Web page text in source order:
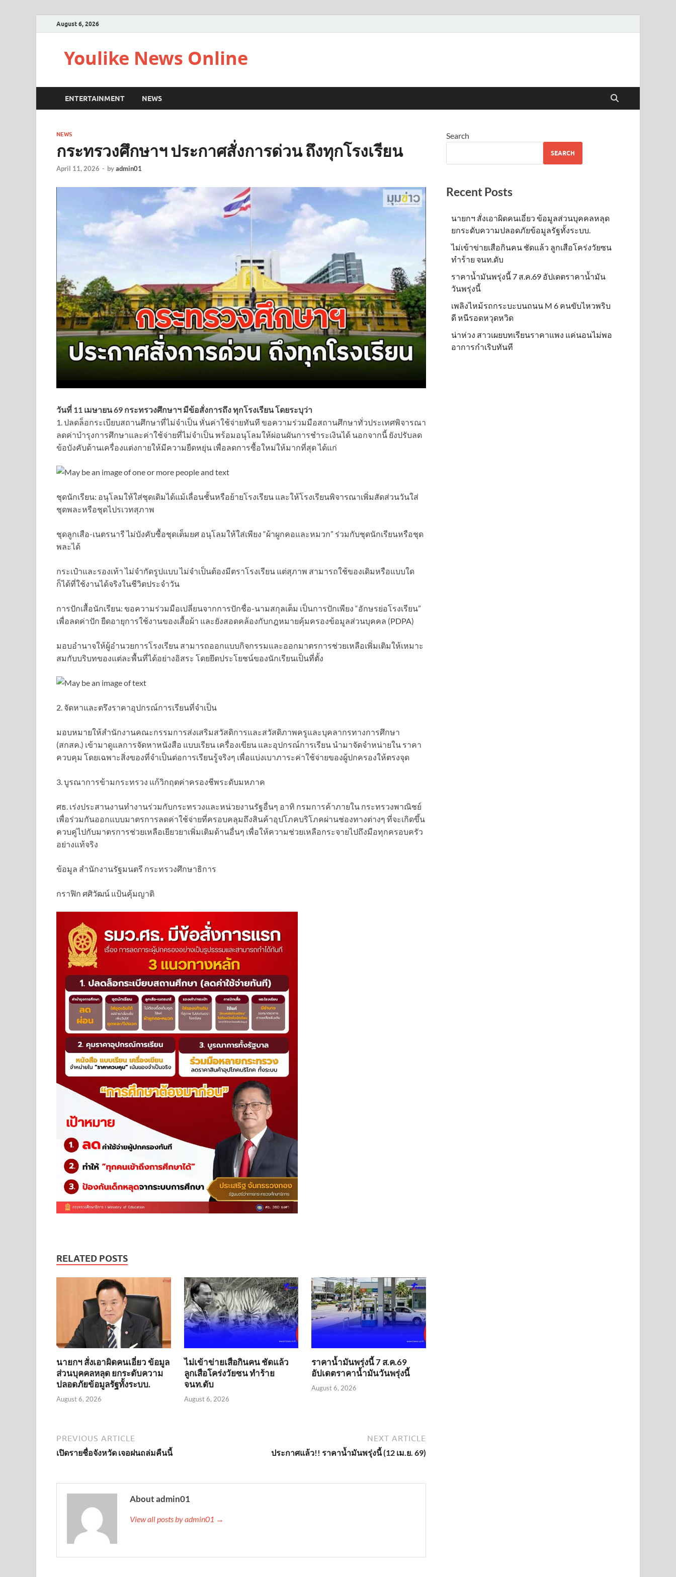
August 6, 2026
Youlike News Online
ENTERTAINMENT NEWS
NEWS
กระทรวงศึกษาฯ ประกาศสั่งการด่วน ถึงทุกโรงเรียน
April 11, 2026 - byadmin01
วันที่ 11 เมษายน 69 กระทรวงศึกษาฯ มีข้อสั่งการถึง ทุกโรงเรียน โดยระบุว่า
1. ปลดล็อกระเบียบสถานศึกษาที่ไม่จำเป็น หั่นค่าใช้จ่ายทันที ขอความร่วมมือสถานศึกษาทั่วประเทศพิจารณา
ลดค่าบำรุงการศึกษาและค่าใช้จ่ายที่ไม่จำเป็น พร้อมอนุโลมให้ผ่อนผันการชำระเงินได้ นอกจากนี้ ยังปรับลด
ข้อบังคับด้านเครื่องแต่งกายให้มีความยืดหยุ่น เพื่อลดการซื้อใหม่ให้มากที่สุด ได้แก่
ชุดนักเรียน: อนุโลมให้ใส่ชุดเดิมได้แม้เลื่อนชั้นหรือย้ายโรงเรียน และให้โรงเรียนพิจารณาเพิ่มสัดส่วนวันใส่
ชุดพละหรือชุดไปรเวทสุภาพ
ชุดลูกเสือ-เนตรนารี ไม่บังคับซื้อชุดเต็มยศ อนุโลมให้ใส่เพียง “ผ้าผูกคอและหมวก” ร่วมกับชุดนักเรียนหรือชุด
พละได้
กระเป๋าและรองเท้า ไม่จำกัดรูปแบบ ไม่จำเป็นต้องมีตราโรงเรียน แต่สุภาพ สามารถใช้ของเดิมหรือแบบใด
ก็ได้ที่ใช้งานได้จริงในชีวิตประจำวัน
การปักเสื้อนักเรียน: ขอความร่วมมือเปลี่ยนจากการปักชื่อ-นามสกุลเต็ม เป็นการปักเพียง “อักษรย่อโรงเรียน”
เพื่อลดค่าปัก ยืดอายุการใช้งานของเสื้อผ้า และยังสอดคล้องกับกฎหมายคุ้มครองข้อมูลส่วนบุคคล (PDPA)
มอบอำนาจให้ผู้อำนวยการโรงเรียน สามารถออกแบบกิจกรรมและออกมาตรการช่วยเหลือเพิ่มเติมให้เหมาะ
สมกับบริบทของแต่ละพื้นที่ได้อย่างอิสระ โดยยึดประโยชน์ของนักเรียนเป็นที่ตั้ง
2. จัดหาและตรึงราคาอุปกรณ์การเรียนที่จำเป็น
มอบหมายให้สำนักงานคณะกรรมการส่งเสริมสวัสดิการและสวัสดิภาพครูและบุคลากรทางการศึกษา
(สกสค.) เข้ามาดูแลการจัดหาหนังสือ แบบเรียน เครื่องเขียน และอุปกรณ์การเรียน นำมาจัดจำหน่ายใน ราคา
ควบคุม โดยเฉพาะสิ่งของที่จำเป็นต่อการเรียนรู้จริงๆ เพื่อแบ่งเบาภาระค่าใช้จ่ายของผู้ปกครองให้ตรงจุด
3. บูรณาการข้ามกระทรวง แก้วิกฤตค่าครองชีพระดับมหภาค
ศธ. เร่งประสานงานทำงานร่วมกับกระทรวงและหน่วยงานรัฐอื่นๆ อาทิ กรมการค้าภายใน กระทรวงพาณิชย์
เพื่อร่วมกันออกแบบมาตรการลดค่าใช้จ่ายที่ครอบคลุมถึงสินค้าอุปโภคบริโภคผ่านช่องทางต่างๆ ที่จะเกิดขึ้น
ควบคู่ไปกับมาตรการช่วยเหลือเยียวยาเพิ่มเติมด้านอื่นๆ เพื่อให้ความช่วยเหลือกระจายไปถึงมือทุกครอบครัว
อย่างแท้จริง
ข้อมูล สำนักงานรัฐมนตรี กระทรวงศึกษาธิการ
กราฟิก ศศิวัฒน์ แป้นคุ้มญาติ
RELATED POSTS
นายกฯ สั่งเอาผิดคนเอี่ยว ข้อมูล
ส่วนบุคคลหลุด ยกระดับความ
ปลอดภัยข้อมูลรัฐทั้งระบบ.
August 6, 2026
ไม่เข้าข่าย​เสือกินคน ชัดแล้ว
ลูกเสือโคร่งวัยซน ทำร้าย
จนท.ดับ
August 6, 2026
ราคาน้ำมันพรุ่งนี้ 7 ส.ค.69
อัปเดตราคาน้ำมันวันพรุ่งนี้
August 6, 2026
PREVIOUS ARTICLE
เปิดรายชื่อจังหวัด เจอฝนถล่มคืนนี้
NEXT ARTICLE
ประกาศแล้ว!! ราคาน้ำมันพรุ่งนี้ (12 เม.ย. 69)
About admin01
View all posts by admin01 →
Search
SEARCH
Recent Posts
นายกฯ สั่งเอาผิดคนเอี่ยว ข้อมูลส่วนบุคคลหลุด
ยกระดับความปลอดภัยข้อมูลรัฐทั้งระบบ.
ไม่เข้าข่าย​เสือกินคน ชัดแล้ว ลูกเสือโคร่งวัยซน
ทำร้าย จนท.ดับ
ราคาน้ำมันพรุ่งนี้ 7 ส.ค.69 อัปเดตราคาน้ำมัน
วันพรุ่งนี้
เพลิงไหม้รถกระบะบนถนน M 6 คนขับไหวพริบ
ดี หนีรอดหวุดหวิด
น่าห่วง สาวเผยบทเรียนราคาแพง แค่นอนไม่พอ
อาการกำเริบทันที